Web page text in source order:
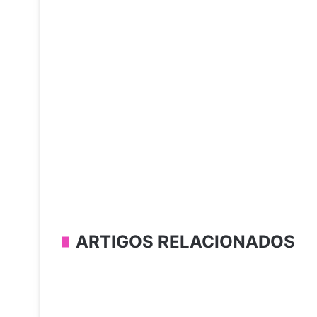
ARTIGOS RELACIONADOS